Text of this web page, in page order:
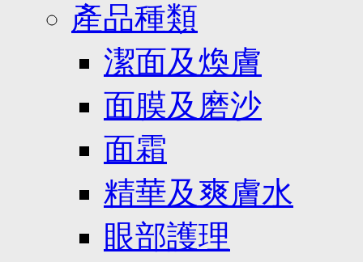
產品種類
潔面及煥膚
面膜及磨沙
面霜
精華及爽膚水
眼部護理